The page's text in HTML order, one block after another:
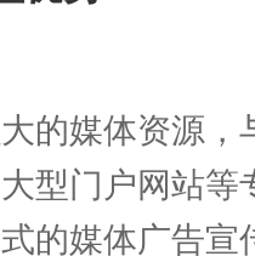
的媒体资源，
型门户网站等
的媒体广告宣